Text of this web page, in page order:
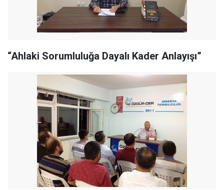
“Ahlaki Sorumluluğa Dayalı Kader Anlayışı”